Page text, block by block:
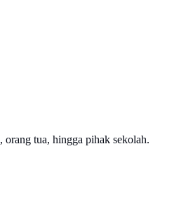
orang tua, hingga pihak sekolah.